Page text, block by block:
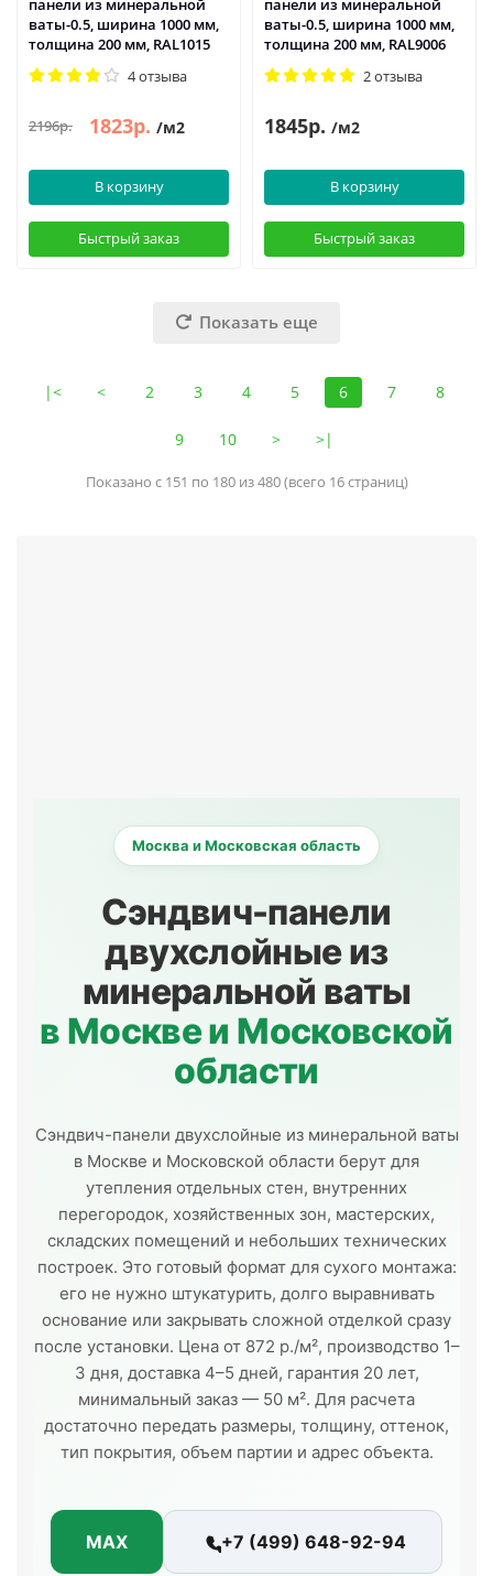
панели из минеральной
ваты-0.5, ширина 1000 мм,
толщина 200 мм, RAL1015
4 отзыва
2196р. 1823р. /м2
В корзину
Быстрый заказ
панели из минеральной
ваты-0.5, ширина 1000 мм,
толщина 200 мм, RAL9006
2 отзыва
1845р. /м2
В корзину
Быстрый заказ
Показать еще
|< < 2 3 4 5 6 7 8
9 10 > >|
Показано с 151 по 180 из 480 (всего 16 страниц)
Москва и Московская область
Сэндвич-панели
двухслойные из
минеральной ваты
в Москве и Московской
области
Сэндвич-панели двухслойные из минеральной ваты
в Москве и Московской области берут для
утепления отдельных стен, внутренних
перегородок, хозяйственных зон, мастерских,
складских помещений и небольших технических
построек. Это готовый формат для сухого монтажа:
его не нужно штукатурить, долго выравнивать
основание или закрывать сложной отделкой сразу
после установки. Цена от 872 р./м², производство 1–
3 дня, доставка 4–5 дней, гарантия 20 лет,
минимальный заказ — 50 м². Для расчета
достаточно передать размеры, толщину, оттенок,
тип покрытия, объем партии и адрес объекта.
MAX +7 (499) 648-92-94